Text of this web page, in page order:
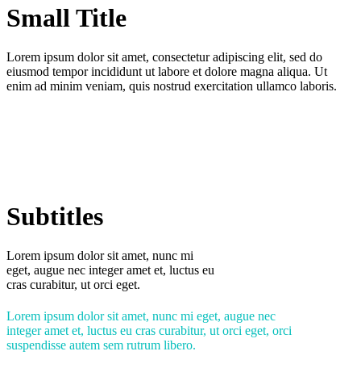
Small Title
Lorem ipsum dolor sit amet, consectetur adipiscing elit, sed do
eiusmod tempor incididunt ut labore et dolore magna aliqua. Ut
enim ad minim veniam, quis nostrud exercitation ullamco laboris.
Subtitles
Lorem ipsum dolor sit amet, nunc mi
eget, augue nec integer amet et, luctus eu
cras curabitur, ut orci eget.
Lorem ipsum dolor sit amet, nunc mi eget, augue nec
integer amet et, luctus eu cras curabitur, ut orci eget, orci
suspendisse autem sem rutrum libero.